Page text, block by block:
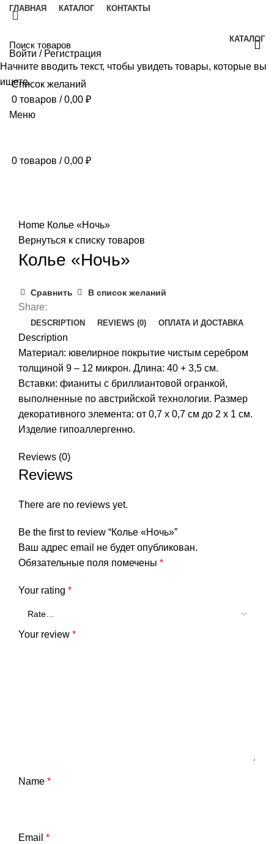
ГЛАВНАЯ КАТАЛОГ КОНТАКТЫ
КАТАЛОГ
Войти / Регистрация
Список желаний
0 товаров / 0,00 ₽
Меню
0 товаров / 0,00 ₽
Home Колье «Ночь»
Вернуться к списку товаров
Колье «Ночь»
Сравнить В список желаний
Share:
DESCRIPTION REVIEWS (0) ОПЛАТА И ДОСТАВКА
Description
Материал: ювелирное покрытие чистым серебром
толщиной 9 – 12 микрон. Длина: 40 + 3,5 см.
Вставки: фианиты с бриллиантовой огранкой,
выполненные по австрийской технологии. Размер
декоративного элемента: от 0,7 х 0,7 см до 2 х 1 см.
Изделие гипоаллергенно.
Reviews (0)
Reviews
There are no reviews yet.
Be the first to review “Колье «Ночь»”
Ваш адрес email не будет опубликован.
Обязательные поля помечены *
Your rating *
Your review *
Name *
Email *
Начните вводить текст, чтобы увидеть товары, которые вы
ищете.